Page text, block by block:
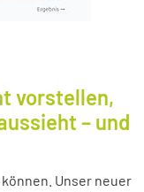
vorstellen,
– und
Unser neuer